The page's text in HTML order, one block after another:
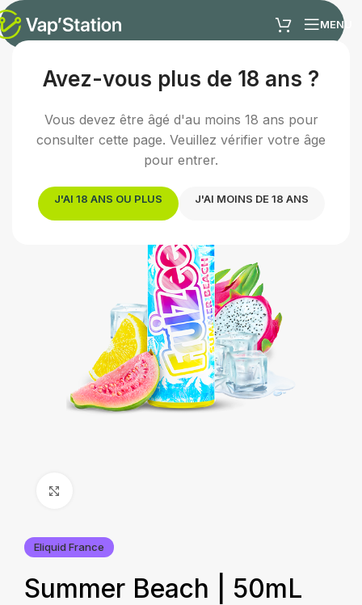
Avez-vous plus de 18 ans ?
Vous devez être âgé d'au moins 18 ans pour
consulter cette page. Veuillez vérifier votre âge
pour entrer.
J'AI 18 ANS OU PLUS J'AI MOINS DE 18 ANS
MENU
Accueil /E-liquides/E-liquide fruité
Eliquid France
Summer Beach | 50mL